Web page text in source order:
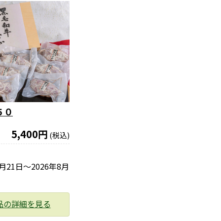
０
5,400円 (税込)
21日〜2026年8月
の詳細を見る